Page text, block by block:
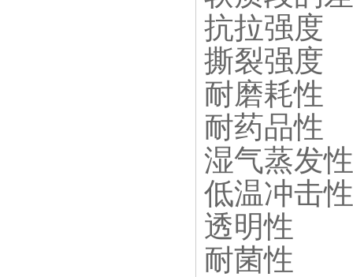
抗拉强
撕裂强
耐磨耗
耐药品
湿气蒸
低温冲
透明性
耐菌性